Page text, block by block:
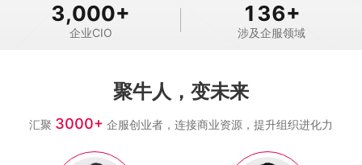
3,000+
企业CIO
136+
涉及企服领域
聚牛人，变未来
汇聚 3000+ 企服创业者，连接商业资源，提升组织进化力